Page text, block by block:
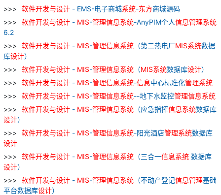
软件开发与设计 - EMS-电子商城系统-东方商城源码
软件开发与设计 - MIS-管理信息系统-AnyPIM个人信息管理系统
6.2
软件开发与设计 - MIS-管理信息系统 （第二热电厂MIS系统数据
库设计）
软件开发与设计 - MIS-管理信息系统 （MIS系统数据库设计）
软件开发与设计 - MIS-管理信息系统-信息中心标准化管理系统
软件开发与设计 - MIS-管理信息系统--地下水监控管理信息系统
软件开发与设计 - MIS-管理信息系统 （应急指挥信息系统数据库
设计）
软件开发与设计 - MIS-管理信息系统-阳光酒店管理系统数据库
设计
软件开发与设计 - MIS-管理信息系统 （三合一信息系统 数据库
设计）
软件开发与设计 - MIS-管理信息系统 （不动产登记信息管理基础
平台数据库设计）